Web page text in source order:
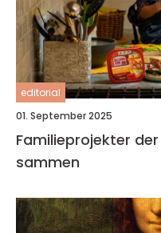
editorial
01. September 2025
Familieprojekter
sammen